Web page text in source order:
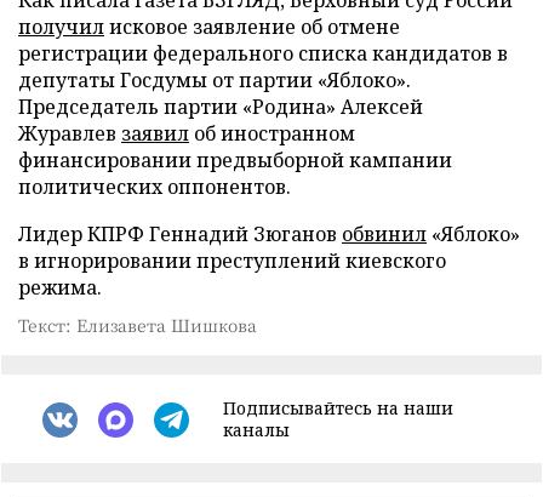
получилисковое заявление об отмене
регистрации федерального списка кандидатов в
депутаты Госдумы от партии «Яблоко».
Председатель партии «Родина» Алексей
Журавлев заявил об иностранном
финансировании предвыборной кампании
политических оппонентов.
Лидер КПРФ Геннадий Зюганов обвинил «Яблоко»
в игнорировании преступлений киевского
режима.
Текст: Елизавета Шишкова
Подписывайтесь на наши
каналы